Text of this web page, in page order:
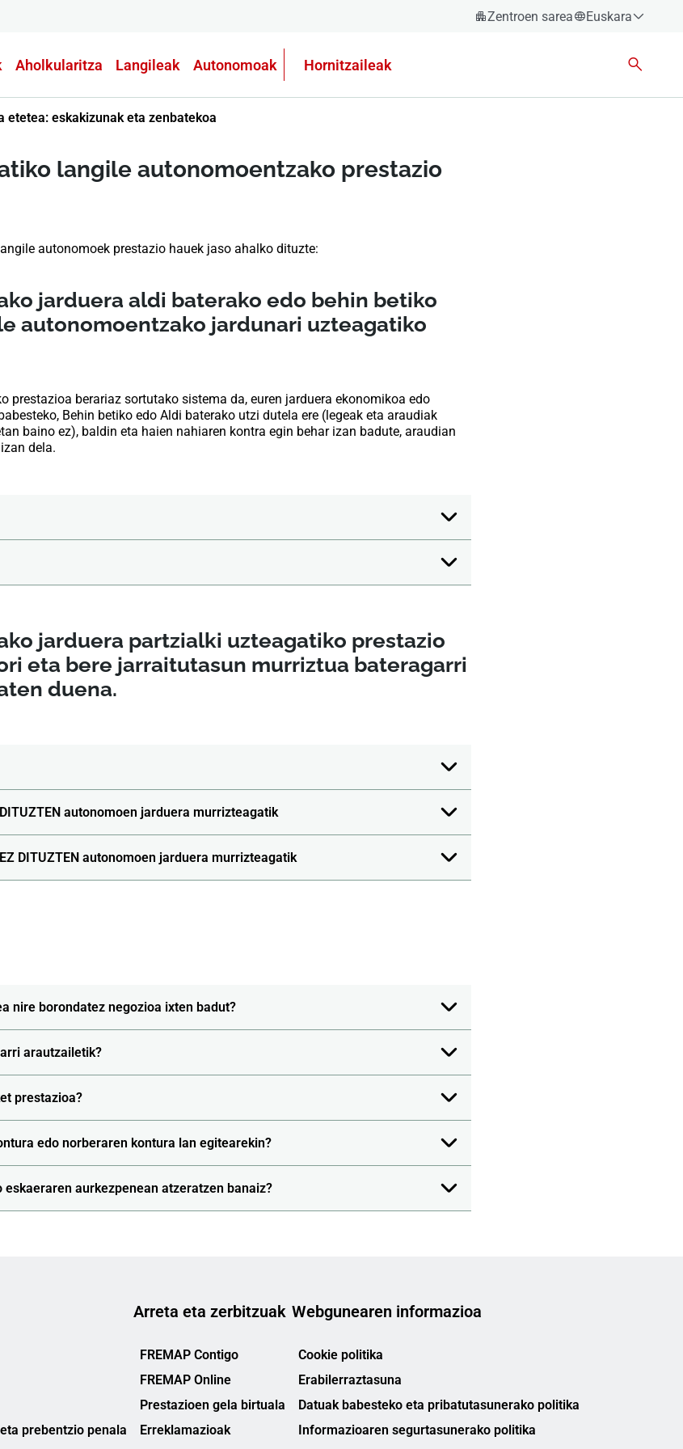
Zentroen sarea
Euskara
Aholkularitza Langileak Autonomoak Hornitzaileak
etetea: eskakizunak eta zenbatekoa
langile autonomoentzako prestazio
autonomoek prestazio hauek jaso ahalko dituzte:​
jarduera aldi baterako edo behin betiko
autonomoentzako jardunari uzteagatiko
prestazioa berariaz sortutako sistema da, euren jarduera ekonomikoa edo
Behin betiko edo Aldi baterako utzi dutela ere (legeak eta araudiak
baino ez), baldin eta haien nahiaren kontra egin behar izan badute, araudian
dela.
jarduera partzialki uzteagatiko prestazio
eta bere jarraitutasun murriztua bateragarri
duena.
autonomoen jarduera murrizteagatik
DITUZTEN autonomoen jarduera murrizteagatik
nire borondatez negozioa ixten badut?
arautzailetik?
prestazioa?
edo norberaren kontura lan egitearekin?
aurkezpenean atzeratzen banaiz?
prebentzio penala
Arreta eta zerbitzuak
FREMAP Contigo
FREMAP Online
Prestazioen gela birtuala
Erreklamazioak
Webgunearen informazioa
Cookie politika
Erabilerraztasuna
Datuak babesteko eta pribatutasunerako politika
Informazioaren segurtasunerako politika